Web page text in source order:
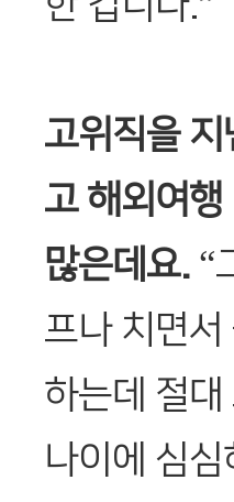
고위직을
고 해외여
많은데요. “
프나 치면
하는데 절
나이에 심